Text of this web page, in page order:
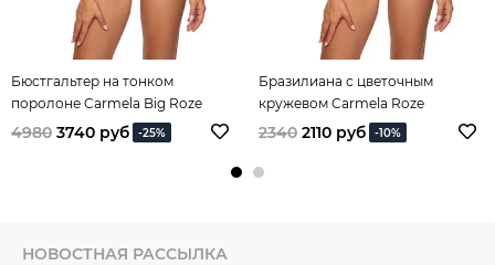
Бюстгальтер на тонком
поролоне Carmela Big Roze
4980 3740 руб -25%
Бразилиана с цветочным
кружевом Carmela Roze
2340 2110 руб -10%
НОВОСТНАЯ РАССЫЛКА